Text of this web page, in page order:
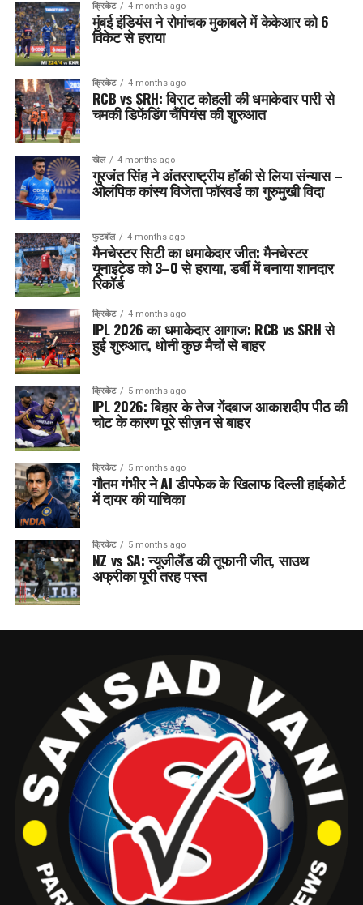
क्रिकेट 4 months ago
मुंबई इंडियंस ने रोमांचक मुकाबले में केकेआर को 6
विकेट से हराया
क्रिकेट 4 months ago
RCB vs SRH: विराट कोहली की धमाकेदार पारी से
चमकी डिफेंडिंग चैंपियंस की शुरुआत
खेल 4 months ago
गुरजंत सिंह ने अंतरराष्ट्रीय हॉकी से लिया संन्यास –
ओलंपिक कांस्य विजेता फॉरवर्ड का गुरुमुखी विदा
फुटबॉल 4 months ago
मैनचेस्टर सिटी का धमाकेदार जीत: मैनचेस्टर
यूनाइटेड को 3–0 से हराया, डर्बी में बनाया शानदार
रिकॉर्ड
क्रिकेट 4 months ago
IPL 2026 का धमाकेदार आगाज: RCB vs SRH से
हुई शुरुआत, धोनी कुछ मैचों से बाहर
क्रिकेट 5 months ago
IPL 2026: बिहार के तेज गेंदबाज आकाशदीप पीठ की
चोट के कारण पूरे सीज़न से बाहर
क्रिकेट 5 months ago
गौतम गंभीर ने AI डीपफेक के खिलाफ दिल्ली हाईकोर्ट
में दायर की याचिका
क्रिकेट 5 months ago
NZ vs SA: न्यूजीलैंड की तूफानी जीत, साउथ
अफ्रीका पूरी तरह पस्त